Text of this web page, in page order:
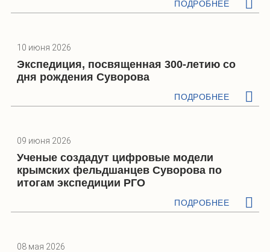
ПОДРОБНЕЕ
10 июня 2026
Экспедиция, посвященная 300-летию со
дня рождения Суворова
ПОДРОБНЕЕ
09 июня 2026
Ученые создадут цифровые модели
крымских фельдшанцев Суворова по
итогам экспедиции РГО
ПОДРОБНЕЕ
08 мая 2026